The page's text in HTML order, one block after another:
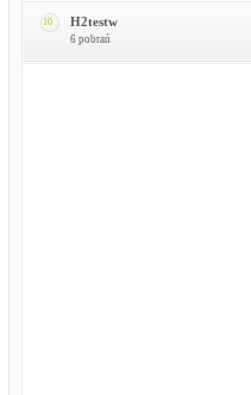
10 H2testw
6 pobrań